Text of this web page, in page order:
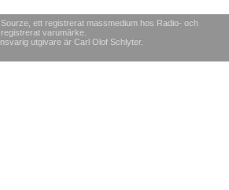
ett registrerat massmedium hos Radio- och
varumärke.
utgivare är Carl Olof Schlyter.